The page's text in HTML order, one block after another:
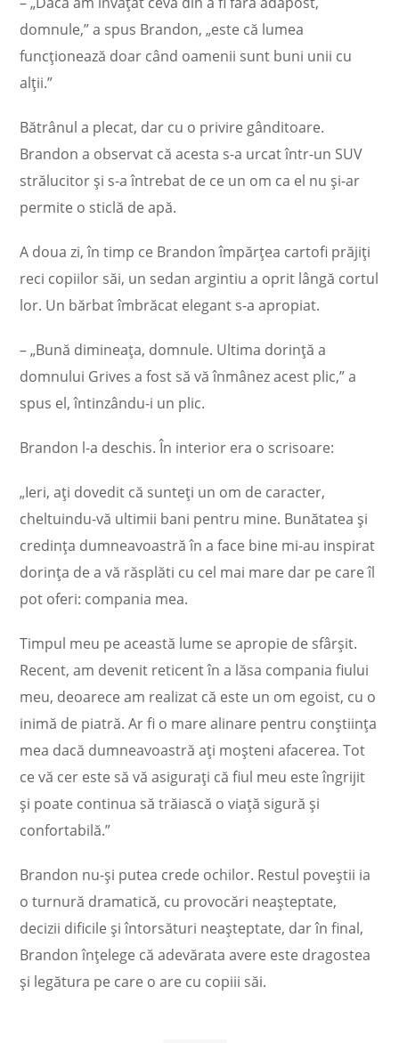
domnule,” a spus Brandon, „este că lumea
funcționează doar când oamenii sunt buni unii cu
alții.”
Bătrânul a plecat, dar cu o privire gânditoare.
Brandon a observat că acesta s-a urcat într-un SUV
strălucitor și s-a întrebat de ce un om ca el nu și-ar
permite o sticlă de apă.
A doua zi, în timp ce Brandon împărțea cartofi prăjiți
reci copiilor săi, un sedan argintiu a oprit lângă cortul
lor. Un bărbat îmbrăcat elegant s-a apropiat.
– „Bună dimineața, domnule. Ultima dorință a
domnului Grives a fost să vă înmânez acest plic,” a
spus el, întinzându-i un plic.
Brandon l-a deschis. În interior era o scrisoare:
„Ieri, ați dovedit că sunteți un om de caracter,
cheltuindu-vă ultimii bani pentru mine. Bunătatea și
credința dumneavoastră în a face bine mi-au inspirat
dorința de a vă răsplăti cu cel mai mare dar pe care îl
pot oferi: compania mea.
Timpul meu pe această lume se apropie de sfârșit.
Recent, am devenit reticent în a lăsa compania fiului
meu, deoarece am realizat că este un om egoist, cu o
inimă de piatră. Ar fi o mare alinare pentru conștiința
mea dacă dumneavoastră ați moșteni afacerea. Tot
ce vă cer este să vă asigurați că fiul meu este îngrijit
și poate continua să trăiască o viață sigură și
confortabilă.”
Brandon nu-și putea crede ochilor. Restul poveștii ia
o turnură dramatică, cu provocări neașteptate,
decizii dificile și întorsături neașteptate, dar în final,
Brandon înțelege că adevărata avere este dragostea
și legătura pe care o are cu copiii săi.